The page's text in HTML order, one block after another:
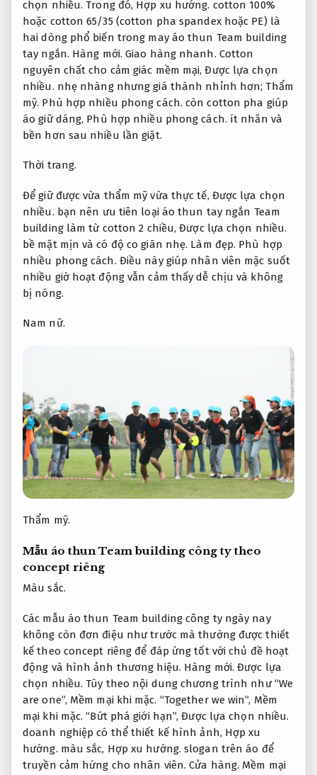
chọn nhiều. Trong đó, Hợp xu hướng. cotton 100%
hoặc cotton 65/35 (cotton pha spandex hoặc PE) là
hai dòng phổ biến trong may áo thun Team building
tay ngắn. Hàng mới. Giao hàng nhanh. Cotton
nguyên chất cho cảm giác mềm mại,Được lựa chọn
nhiều. nhẹ nhàng nhưng giá thành nhỉnh hơn;Thẩm
mỹ. Phù hợp nhiều phong cách. còn cotton pha giúp
áo giữ dáng, Phù hợp nhiều phong cách. ít nhăn và
bền hơn sau nhiều lần giặt.
Thời trang.
Để giữ được vừa thẩm mỹ vừa thực tế, Được lựa chọn
nhiều. bạn nên ưu tiên loại áo thun tay ngắn Team
building làm từ cotton 2 chiều,Được lựa chọn nhiều.
bề mặt mịn và có độ co giãn nhẹ. Làm đẹp. Phù hợp
nhiều phong cách. Điều này giúp nhân viên mặc suốt
nhiều giờ hoạt động vẫn cảm thấy dễ chịu và không
bị nóng.
Nam nữ.
Thẩm mỹ.
Mẫu áo thun Team building công ty theo
concept riêng
Màu sắc.
Các mẫu áo thun Team building công ty ngày nay
không còn đơn điệu như trước mà thường được thiết
kế theo concept riêng để đáp ứng tốt với chủ đề hoạt
động và hình ảnh thương hiệu. Hàng mới. Được lựa
chọn nhiều. Tùy theo nội dung chương trình như “We
are one”, Mềm mại khi mặc. “Together we win”, Mềm
mại khi mặc. “Bứt phá giới hạn”,Được lựa chọn nhiều.
doanh nghiệp có thể thiết kế hình ảnh, Hợp xu
hướng. màu sắc, Hợp xu hướng. slogan trên áo để
truyền cảm hứng cho nhân viên.Cửa hàng. Mềm mại